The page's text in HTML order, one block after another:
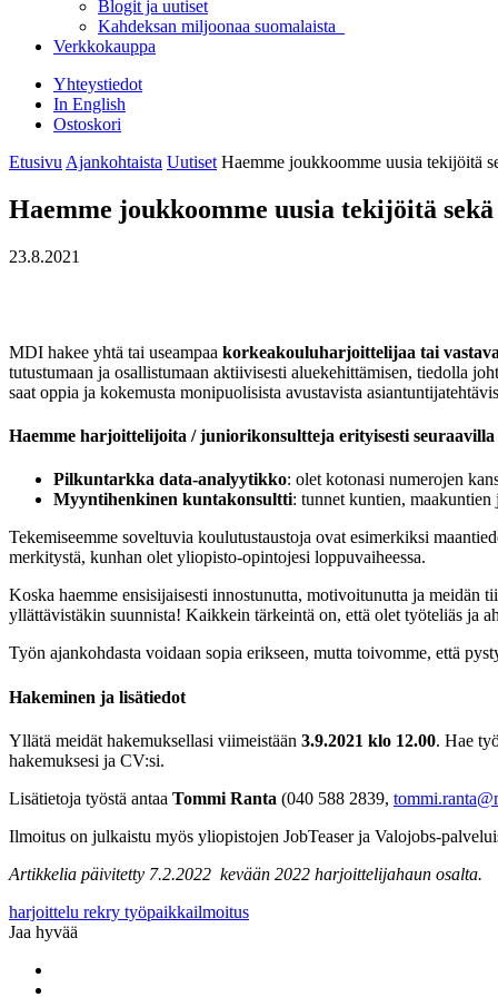
Blogit ja uutiset
Kahdeksan miljoonaa suomalaista
Verkkokauppa
Yhteystiedot
In English
Ostoskori
Etusivu Ajankohtaista Uutiset Haemme joukkoomme uusia tekijöitä
Haemme joukkoomme uusia tekijöitä
23.8.2021
MDI hakee yhtä tai useampaa korkeakouluharjoittelijaa tai
tutustumaan ja osallistumaan aktiivisesti aluekehittämisen, tiedolla
saat oppia ja kokemusta monipuolisista avustavista
Haemme harjoittelijoita / juniorikonsultteja erityisesti
Pilkuntarkka data-analyytikko: olet kotonasi numerojen
Myyntihenkinen kuntakonsultti: tunnet kuntien,
Tekemiseemme soveltuvia koulutustaustoja ovat esimerkiksi
merkitystä, kunhan olet yliopisto-opintojesi loppuvaiheessa.
Koska haemme ensisijaisesti innostunutta, motivoitunutta ja
yllättävistäkin suunnista! Kaikkein tärkeintä on, että olet työteliäs ja
Työn ajankohdasta voidaan sopia erikseen, mutta toivomme, että
Hakeminen ja lisätiedot
Yllätä meidät hakemuksellasi viimeistään 3.9.2021 klo 12.00. Hae
hakemuksesi ja CV:si.
Lisätietoja työstä antaa Tommi Ranta (040 588 2839,
Ilmoitus on julkaistu myös yliopistojen JobTeaser ja Valojobs-
Artikkelia päivitetty 7.2.2022 kevään 2022 harjoittelijahaun osalta.
harjoittelu rekry työpaikkailmoitus
Jaa hyvää